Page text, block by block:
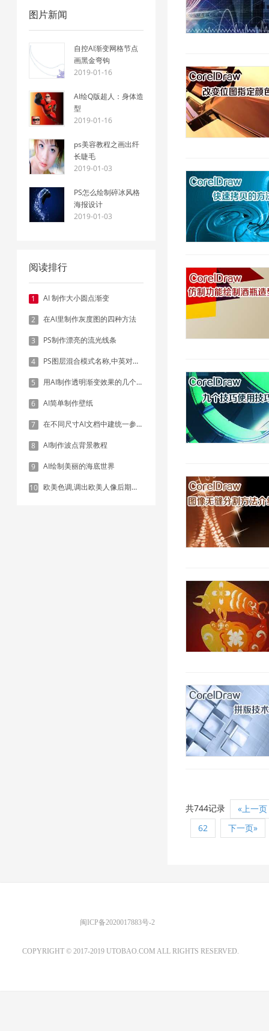
图片新闻
自控AI渐变网格节点
画黑金弯钩
2019-01-16
AI绘Q版超人：身体造
型
2019-01-16
ps美容教程之画出纤
长睫毛
2019-01-03
PS怎么绘制碎冰风格
海报设计
2019-01-03
阅读排行
1 AI 制作大小圆点渐变
2 在AI里制作灰度图的四种方法
3 PS制作漂亮的流光线条
4 PS图层混合模式名称,中英对照表
5 用AI制作透明渐变效果的几个方法
6 AI简单制作壁纸
7 在不同尺寸AI文档中建统一参考线 - 方法1：对齐和分布
8 AI制作波点背景教程
9 AI绘制美丽的海底世界
10 欧美色调,调出欧美人像后期色调实例
共744记录
«上一页
62
下一页»
闽ICP备2020017883号-2
COPYRIGHT © 2017-2019 UTOBAO.COM ALL RIGHTS RESERVED.